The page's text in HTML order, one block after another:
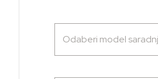
Odaberi model